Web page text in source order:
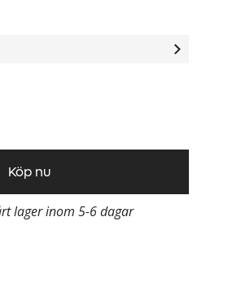
Köp nu
lager inom 5-6 dagar